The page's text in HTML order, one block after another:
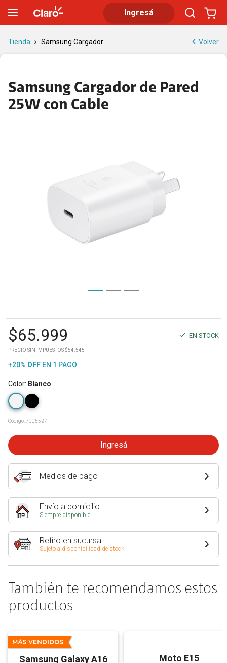
Ingresá
Tienda Samsung Cargador ... Volver
Samsung Cargador de Pared
25W con Cable
$65.999 EN STOCK
PRECIO SIN IMPUESTOS $54.545
+20% OFF EN 1 PAGO
Color: Blanco
Código:7005527
Ingresá
Medios de pago
Envío a domicilio
Siempre disponible
Retiro en sucursal
Sujeto a disponibilidad de stock
También te recomendamos estos
productos
Samsung Galaxy A16 Moto E15
Samsung Cargador de Pared 25W con Cable | Tienda Claro